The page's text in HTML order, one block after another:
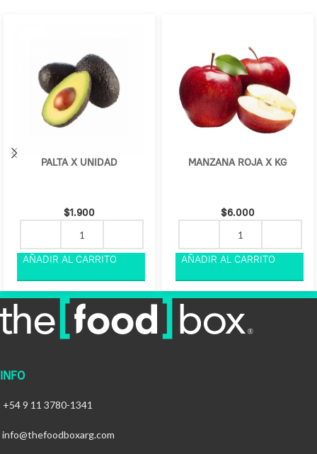
PALTA X UNIDAD
$1.900
MANZANA ROJA X KG
$6.000
INFO
+54 9 11 3780-1341
info@thefoodboxarg.com